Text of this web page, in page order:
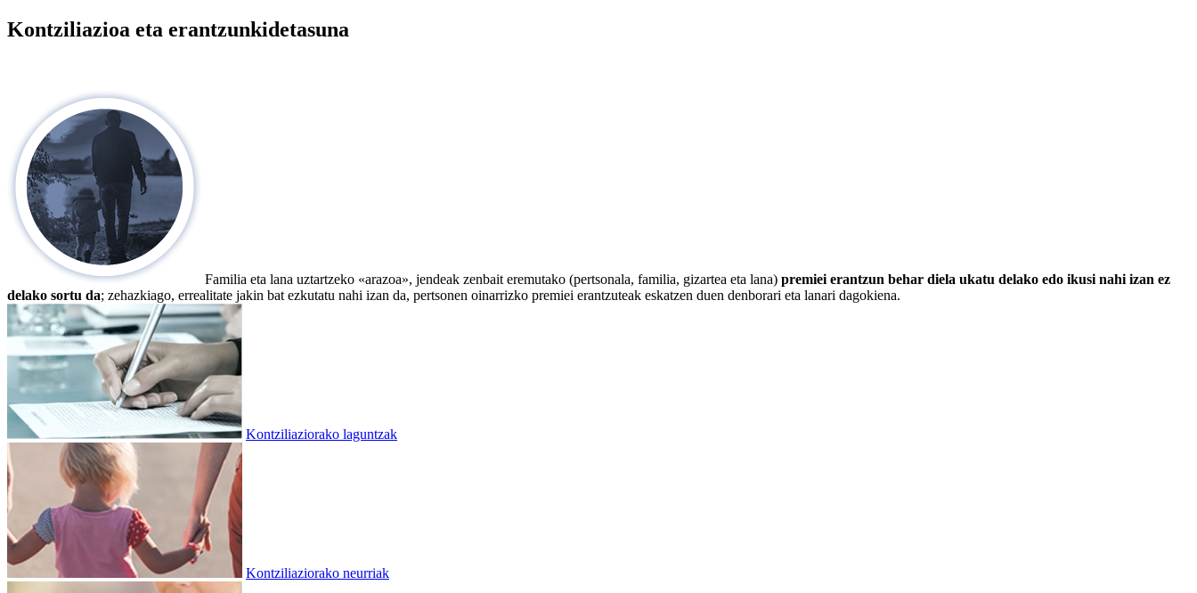
Kontziliazioa eta erantzunkidetasuna
Familia eta lana uztartzeko «arazoa», jendeak zenbait eremutako (pertsonala, familia, gizartea eta lana) premiei erantzun behar diela ukatu delako edo ikusi nahi izan ez
delako sortu da; zehazkiago, errealitate jakin bat ezkutatu nahi izan da, pertsonen oinarrizko premiei erantzuteak eskatzen duen denborari eta lanari dagokiena.
Kontziliaziorako laguntzak
Kontziliaziorako neurriak